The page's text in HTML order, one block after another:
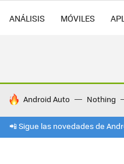
ANÁLISIS MÓVILES
HOY SE HABLA DE
Android Auto Nothing
📲 Sigue las novedades de